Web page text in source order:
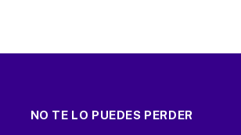
NO TE LO PUEDES PERDER